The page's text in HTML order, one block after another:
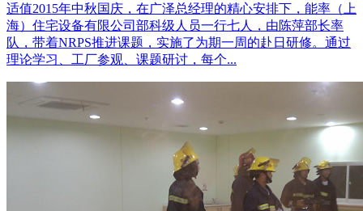
适值2015年中秋国庆，在广泽总经理的精心安排下，能率（上
海）住宅设备有限公司部科级人员一行七人，由陈萍部长率
队，带着NRPS推进课题，实施了为期一周的赴日研修。通过
理论学习、工厂参观、课题研讨，每个...